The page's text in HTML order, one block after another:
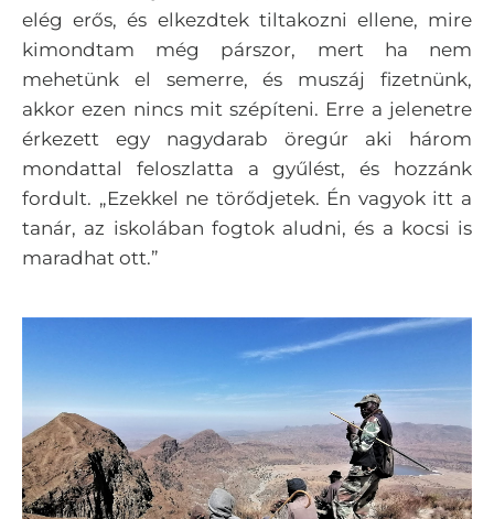
elég erős, és elkezdtek tiltakozni ellene, mire
kimondtam még párszor, mert ha nem
mehetünk el semerre, és muszáj fizetnünk,
akkor ezen nincs mit szépíteni. Erre a jelenetre
érkezett egy nagydarab öregúr aki három
mondattal feloszlatta a gyűlést, és hozzánk
fordult. „Ezekkel ne törődjetek. Én vagyok itt a
tanár, az iskolában fogtok aludni, és a kocsi is
maradhat ott.”